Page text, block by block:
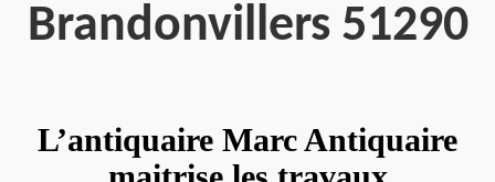
Brandonvillers 51290
L’antiquaire Marc Antiquaire